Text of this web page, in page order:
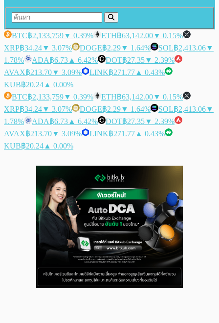
BTC฿2,133,759▼ 0.39% ETH฿63,142.00▼ 0.15%
XRP฿34.24▼ 3.07% DOGE฿2.29▼ 1.64% SOL฿2,413.06▼
1.78%
ADA฿6.73 ▲ 6.42% DOT฿27.35▼ 2.39%
AVAX฿213.70▼ 3.09% LINK฿271.77 ▲ 0.43%
KUB฿20.24 ▲ 0.00%
BTC฿2,133,759▼ 0.39% ETH฿63,142.00▼ 0.15%
XRP฿34.24▼ 3.07% DOGE฿2.29▼ 1.64% SOL฿2,413.06▼
1.78%
ADA฿6.73 ▲ 6.42% DOT฿27.35▼ 2.39%
AVAX฿213.70▼ 3.09% LINK฿271.77 ▲ 0.43%
KUB฿20.24 ▲ 0.00%